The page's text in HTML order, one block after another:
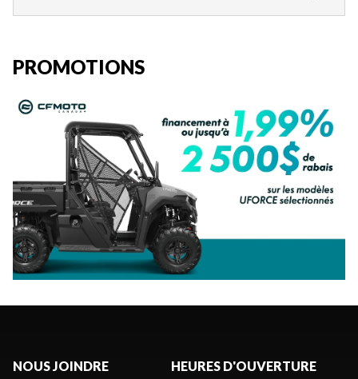
PROMOTIONS
NOUS JOINDRE HEURES D'OUVERTURE